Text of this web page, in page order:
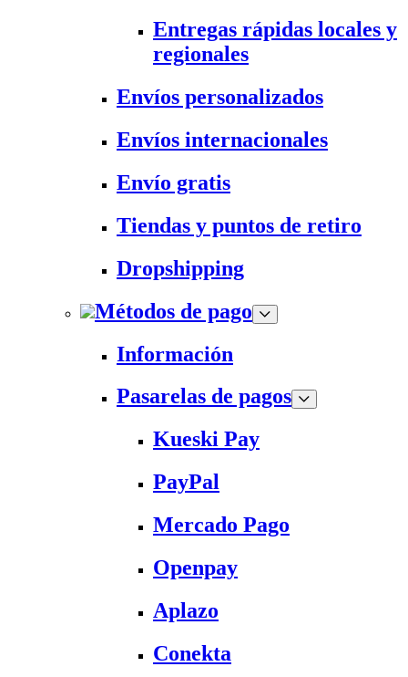
Entregas rápidas locales y
regionales
Envíos personalizados
Envíos internacionales
Envío gratis
Tiendas y puntos de retiro
Dropshipping
Métodos de pago
Información
Pasarelas de pagos
Kueski Pay
PayPal
Mercado Pago
Openpay
Aplazo
Conekta